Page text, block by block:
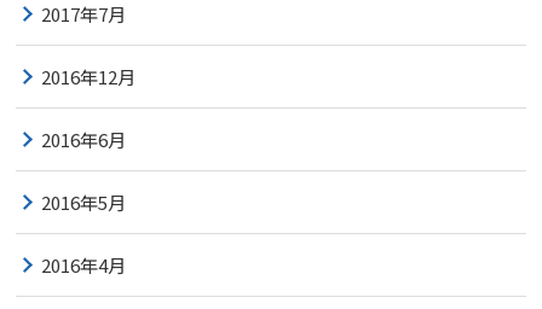
2017年7月
2016年12月
2016年6月
2016年5月
2016年4月